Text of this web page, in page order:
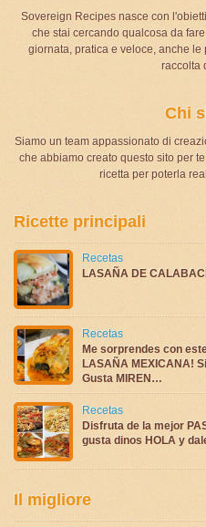
Sovereign Recipes nasce con
che stai cercando qualcosa da
giornata, pratica e veloce, anche
raccolta
Chi
Siamo un team appassionato di
che abbiamo creato questo sito per
ricetta per poterla
Ricette principali
Recetas
LASAÑA DE
Recetas
Me sorprendes con
LASAÑA MEXICANA!
Gusta MIREN…
Recetas
Disfruta de la mejor
gusta dinos HOLA y
Il migliore